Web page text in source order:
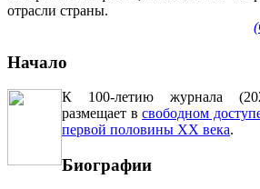
отрасли страны.
Начало
К 100-летию журнала
размещает всвободном
первой половины ХХ века.
Биографии